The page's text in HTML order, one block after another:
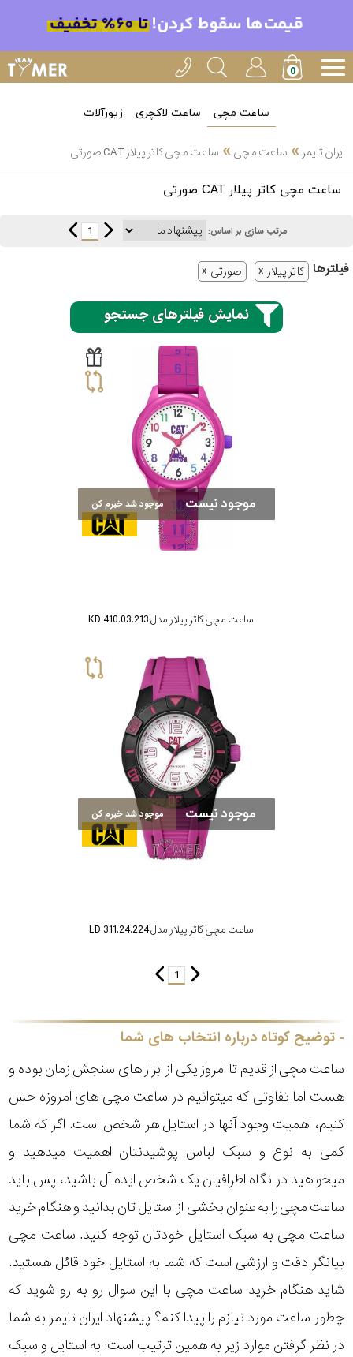
ساعت مچی ساعت لاکچری زیورآلات
ایران تایمر » ساعت مچی» ساعت مچی کاتر پیلار CAT صورتی
ساعت مچی کاتر پیلار CAT صورتی
مرتب سازی بر اساس: 1
فیلتر‌ها کاتر پیلار صورتی
نمایش فیلترهای جستجو
موجود نیست موجود شد خبرم کن
ساعت مچی کاتر پیلار مدل KD.410.03.213
موجود نیست موجود شد خبرم کن
ساعت مچی کاتر پیلار مدل LD.311.24.224
1
توضیح کوتاه درباره انتخاب های شما
ساعت مچی از قدیم تا امروز یکی از ابزار های سنجش زمان بوده و
هست اما تفاوتی که میتوانیم در ساعت مچی های امروزه حس
کنیم، اهمیت وجود آنها در استایل هر شخص است. اگر که شما
کمی به نوع و سبک لباس پوشیدنتان اهمیت میدهید و
میخواهید در نگاه اطرافیان یک شخص ایده آل باشید، پس باید
ساعت مچی را به عنوان بخشی از استایل تان بدانید و هنگام خرید
ساعت مچی به سبک استایل خودتان توجه کنید. ساعت مچی
بیانگر دقت و ارزشی است که شما به استایل خود قائل هستید.
شاید هنگام خرید ساعت مچی با این سوال رو به رو شوید که
چطور ساعت مورد نیازم را پیدا کنم؟ پیشنهاد ایران تایمر به شما
در نظر گرفتن موارد زیر به همین ترتیب است: به استایل و سبک
انتخاب
بین 3
3
مقاوم
در
برابر
آب
قاب
نوع
موتور